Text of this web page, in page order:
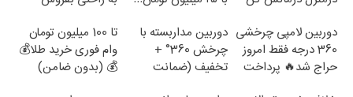
دوربین لامپی چرخشی
360 درجه فقط امروز
حراج شد🔥 پرداخت
دوربین مداربسته با
چرخش 360° +
تخفیف (ضمانت
تا 100 میلیون تومان
وام فوری خرید طلا💰
💰 (بدون ضامن)